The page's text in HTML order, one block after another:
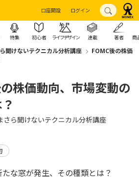
口座開設 ログイン
特集 初心者 ライフデザイン 連載 著者 商
聞けないテクニカル分析講座
FOMC後の株価
株価動向、市場変動の
さら聞けないテクニカル分析講座
な窓が発生、その種類とは？